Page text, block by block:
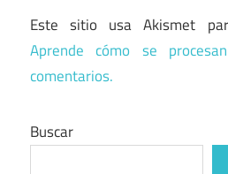
Este sitio usa Akismet
Aprende cómo se
comentarios.
Buscar